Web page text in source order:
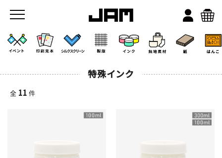
お店/ワークスペース
特殊インク
全 11 件